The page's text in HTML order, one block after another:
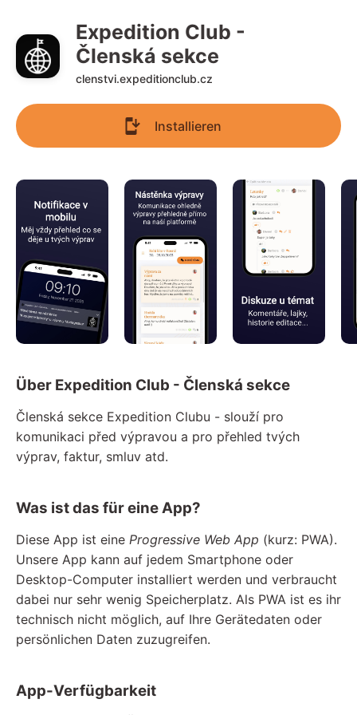
Expedition Club -
Členská sekce
clenstvi.expeditionclub.cz
Installieren
Über Expedition Club - Členská sekce
Členská sekce Expedition Clubu - slouží pro
komunikaci před výpravou a pro přehled tvých
výprav, faktur, smluv atd.
Was ist das für eine App?
Diese App ist eine Progressive Web App (kurz: PWA).
Unsere App kann auf jedem Smartphone oder
Desktop-Computer installiert werden und verbraucht
dabei nur sehr wenig Speicherplatz. Als PWA ist es ihr
technisch nicht möglich, auf Ihre Gerätedaten oder
persönlichen Daten zuzugreifen.
App-Verfügbarkeit